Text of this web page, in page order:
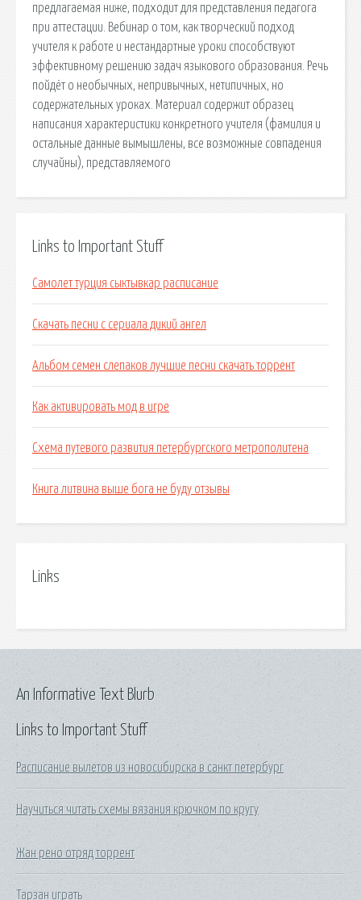
предлагаемая ниже, подходит для представления педагога
при аттестации. Вебинар о том, как творческий подход
учителя к работе и нестандартные уроки способствуют
эффективному решению задач языкового образования. Речь
пойдёт о необычных, непривычных, нетипичных, но
содержательных уроках. Материал содержит образец
написания характеристики конкретного учителя (фамилия и
остальные данные вымышлены, все возможные совпадения
случайны), представляемого
Links to Important Stuff
Самолет турция сыктывкар расписание
Скачать песни с сериала дикий ангел
Альбом семен слепаков лучшие песни скачать торрент
Как активировать мод в игре
Схема путевого развития петербургского метрополитена
Книга литвина выше бога не буду отзывы
Links
Links to Important Stuff
Расписание вылетов из новосибирска в санкт петербург
Научиться читать схемы вязания крючком по кругу
Жан рено отряд торрент
Тарзан играть
An Informative Text Blurb